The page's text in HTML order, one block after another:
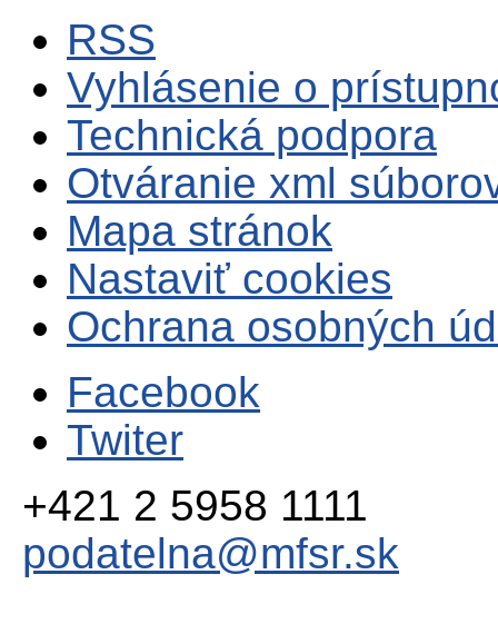
RSS
Vyhlásenie o
Technická podpora
Otváranie xml
Mapa stránok
Nastaviť cookies
Ochrana osobných
Facebook
Twiter
+421 2 5958 1111
podatelna@mfsr.sk